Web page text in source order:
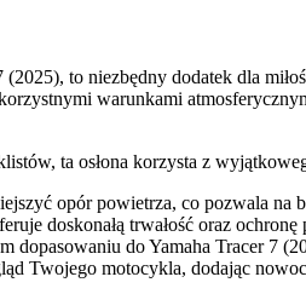
to niezbędny dodatek dla
warunkami
ta osłona korzysta z
opór powietrza, co pozwala
doskonałą trwałość oraz
dopasowaniu do Yamaha Tracer 7
Twojego motocykla, dodając